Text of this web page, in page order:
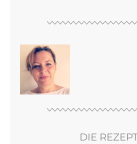
DIE